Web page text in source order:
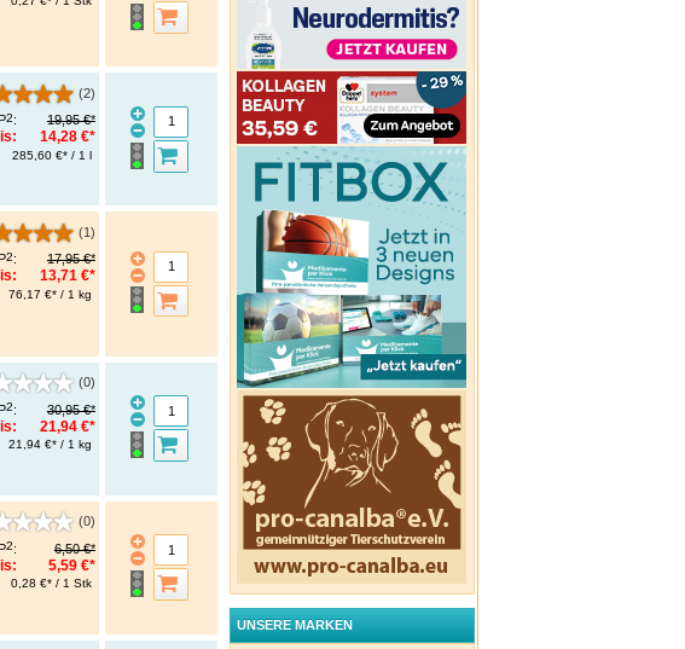
(2)
2: 19,95 €*
14,28 €*
285,60 €* / 1 l
(1)
2: 17,95 €*
13,71 €*
76,17 €* / 1 kg
(0)
2: 30,95 €*
21,94 €*
21,94 €* / 1 kg
(0)
2: 6,50 €*
5,59 €*
0,28 €* / 1 Stk
UNSERE MARKEN